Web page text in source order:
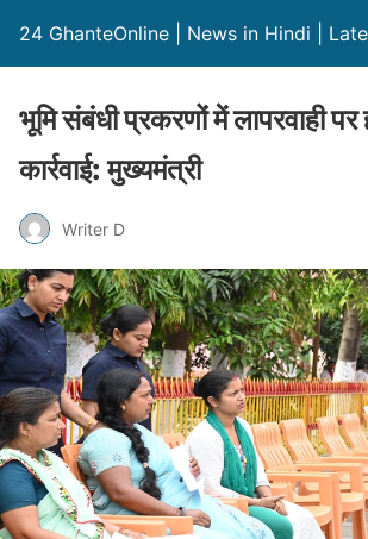
24 GhanteOnline | News in Hindi |
भूमि संबंधी प्रकरणों में लापरवाही
कार्रवाई: मुख्यमंत्री
Writer D